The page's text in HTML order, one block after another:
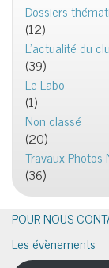
Dossiers
(12)
L'actualité du
(39)
Le Labo
(1)
Non classé
(20)
Travaux Photos
(36)
POUR NOUS
Les évènements